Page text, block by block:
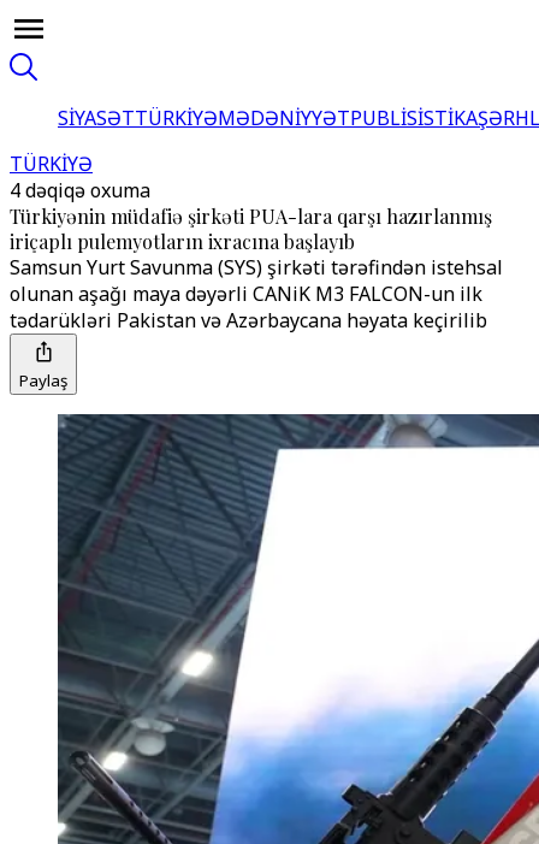
SİYASƏTTÜRKİYƏMƏDƏNİYYƏTPUBLİSİSTİKA
TÜRKİYƏ
4 dəqiqə oxuma
Türkiyənin müdafiə şirkəti PUA-lara qarşı hazırlanmış
iriçaplı pulemyotların ixracına başlayıb
Samsun Yurt Savunma (SYS) şirkəti tərəfindən istehsal
olunan aşağı maya dəyərli CANiK M3 FALCON-un ilk
tədarükləri Pakistan və Azərbaycana həyata keçirilib
Paylaş